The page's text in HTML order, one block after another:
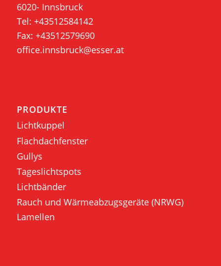
6020- Innsbruck
Tel: +43512584142
Fax: +43512579690
office.innsbruck@esser.at
PRODUKTE
Lichtkuppel
Flachdachfenster
Gullys
Tageslichtspots
Lichtbänder
Rauch und Wärmeabzugsgeräte (NRWG)
Lamellen